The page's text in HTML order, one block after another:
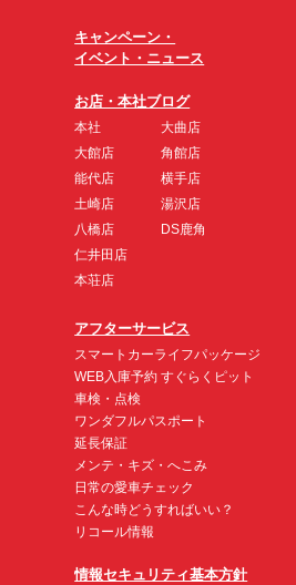
キャンペーン・
イベント・ニュース
お店・本社ブログ
本社
大館店
能代店
土崎店
八橋店
仁井田店
本荘店
大曲店
角館店
横手店
湯沢店
DS鹿角
アフターサービス
スマートカーライフパッケージ
WEB入庫予約 すぐらくピット
車検・点検
ワンダフルパスポート
延長保証
メンテ・キズ・へこみ
日常の愛車チェック
こんな時どうすればいい？
リコール情報
情報セキュリティ基本方針